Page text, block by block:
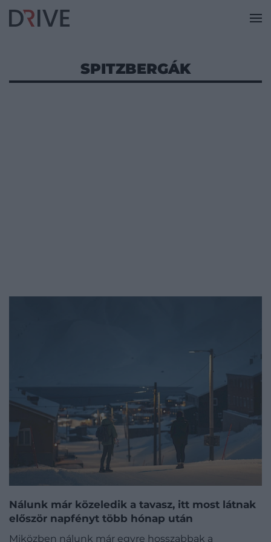
SPITZBERGÁK
Nálunk már közeledik a tavasz, itt most látnak
először napfényt több hónap után
Miközben nálunk már egyre hosszabbak a